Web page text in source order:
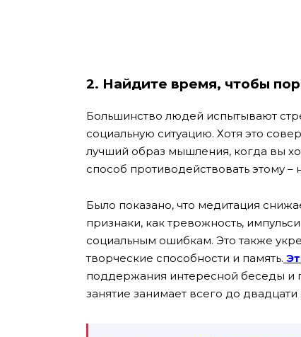
2. Найдите время, чтобы
Большинство людей испытывают
социальную ситуацию. Хотя это
лучший образ мышления, когда вы
способ противодействовать этому –
Было показано, что медитация
признаки, как тревожность,
социальным ошибкам. Это также
творческие способности и память.
поддержания интересной беседы и
занятие занимает всего до двадцати